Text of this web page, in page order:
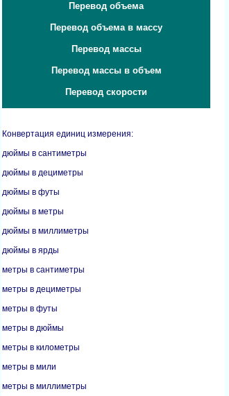
Перевод объема
Перевод объема в массу
Перевод массы
Перевод массы в объем
Перевод скорости
Конвертация единиц измерения:
дюймы в сантиметры
дюймы в дециметры
дюймы в футы
дюймы в метры
дюймы в миллиметры
дюймы в ярды
метры в сантиметры
метры в дециметры
метры в футы
метры в дюймы
метры в километры
метры в мили
метры в миллиметры